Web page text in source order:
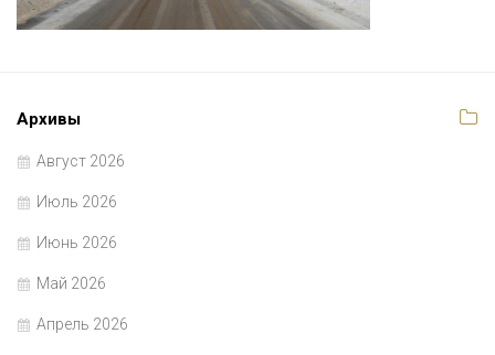
Архивы
Август 2026
Июль 2026
Июнь 2026
Май 2026
Апрель 2026